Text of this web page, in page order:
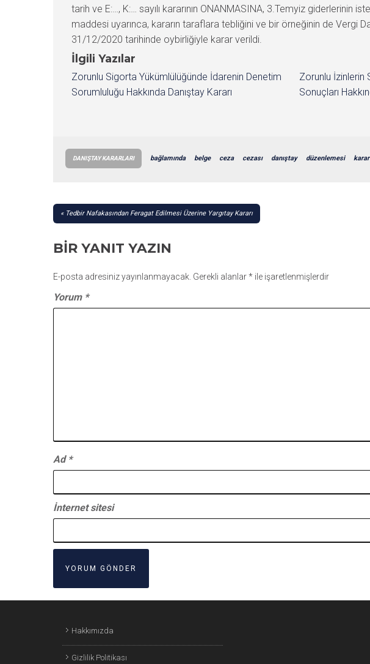
tarih ve E:…, K:… sayılı kararının ONANMASINA, 3.Temyiz giderlerinin
maddesi uyarınca, kararın taraflara tebliğini ve bir örneğinin de Vergi
31/12/2020 tarihinde oybirliğiyle karar verildi.
İlgili Yazılar
Zorunlu Sigorta Yükümlülüğünde İdarenin Denetim
Sorumluluğu Hakkında Danıştay Kararı
Zorunlu İzinlerin
Sonuçları
DANIŞTAY KARARLARI bağlamında belge ceza cezası danıştay düzenlemesi karar
YAZI
Tedbir Nafakasından Feragat Edilmesi Üzerine Yargıtay Kararı
BIR YANIT YAZIN
E-posta adresiniz yayınlanmayacak. Gerekli alanlar* ile işaretlenmişlerdir
Yorum *
Ad *
İnternet sitesi
Hakkımızda
Gizlilik Politikası